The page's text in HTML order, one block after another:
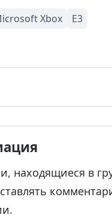
находящиеся в